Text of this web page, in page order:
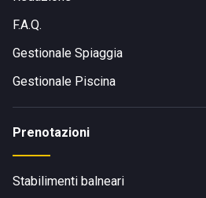
F.A.Q.
Gestionale Spiaggia
Gestionale Piscina
Prenotazioni
Stabilimenti balneari